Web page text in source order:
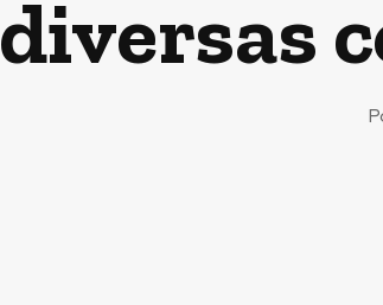
diversas